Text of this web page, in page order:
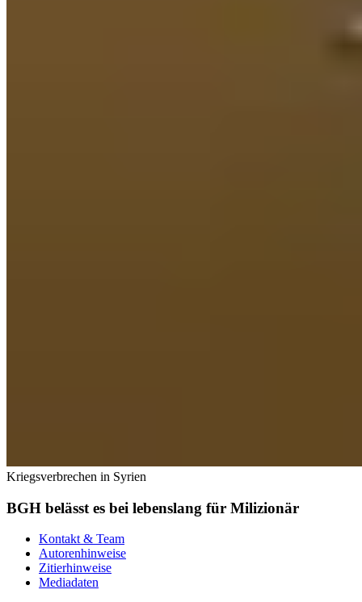
Kriegsverbrechen in Syrien
BGH belässt es bei lebenslang für Milizionär
Kontakt & Team
Autorenhinweise
Zitierhinweise
Mediadaten